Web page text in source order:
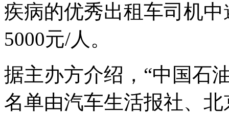
疾病的优秀出租车司机
5000元/人。
据主办方介绍，“中国石
名单由汽车生活报社、